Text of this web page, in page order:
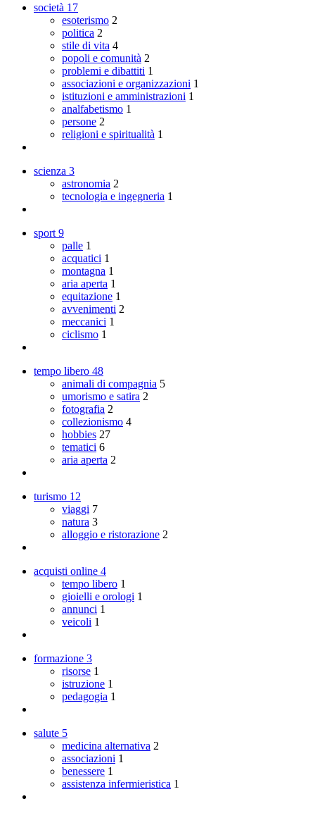
società 17
esoterismo 2
politica 2
stile di vita 4
popoli e comunità 2
problemi e dibattiti 1
associazioni e organizzazioni 1
istituzioni e amministrazioni 1
analfabetismo 1
persone 2
religioni e spiritualità 1
scienza 3
astronomia 2
tecnologia e ingegneria 1
sport 9
palle 1
acquatici 1
montagna 1
aria aperta 1
equitazione 1
avvenimenti 2
meccanici 1
ciclismo 1
tempo libero 48
animali di compagnia 5
umorismo e satira 2
fotografia 2
collezionismo 4
hobbies 27
tematici 6
aria aperta 2
turismo 12
viaggi 7
natura 3
alloggio e ristorazione 2
acquisti online 4
tempo libero 1
gioielli e orologi 1
annunci 1
veicoli 1
formazione 3
risorse 1
istruzione 1
pedagogia 1
salute 5
medicina alternativa 2
associazioni 1
benessere 1
assistenza infermieristica 1